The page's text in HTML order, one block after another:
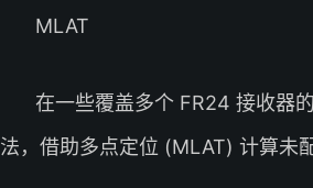
MLAT
在一些覆盖多个 FR24 接收器
法，借助多点定位 (MLAT) 计算未